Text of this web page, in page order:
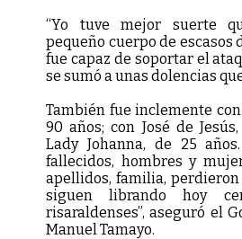
“Yo tuve mejor suerte
pequeño cuerpo de escasos
fue capaz de soportar el
se sumó a unas dolencias
También fue inclemente
90 años; con José de
Lady Johanna, de 25
fallecidos, hombres y
apellidos, familia,
siguen librando hoy
risaraldenses”, aseguró el
Manuel Tamayo.